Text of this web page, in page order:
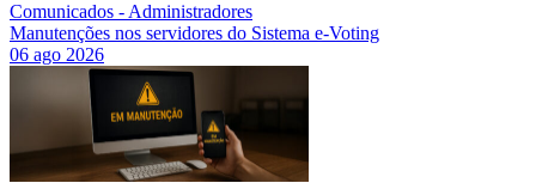
Comunicados - Administradores
Manutenções nos servidores do Sistema e-Voting
06 ago 2026